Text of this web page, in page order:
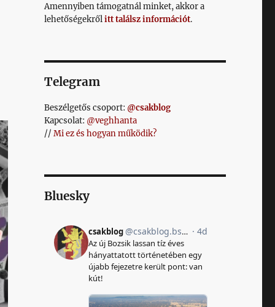
Amennyiben támogatnál minket, akkor a
lehetőségekrőlitt találsz információt.
Telegram
Beszélgetős csoport: @csakblog
Kapcsolat: @veghhanta
// Mi ez és hogyan működik?
Bluesky